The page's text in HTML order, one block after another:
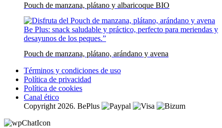
Pouch de manzana, plátano y albaricoque BIO
Pouch de manzana, plátano, arándano y avena
Términos y condiciones de uso
Política de privacidad
Política de cookies
Canal ético
Copyright 2026. BePlus